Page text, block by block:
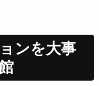
ンを大事